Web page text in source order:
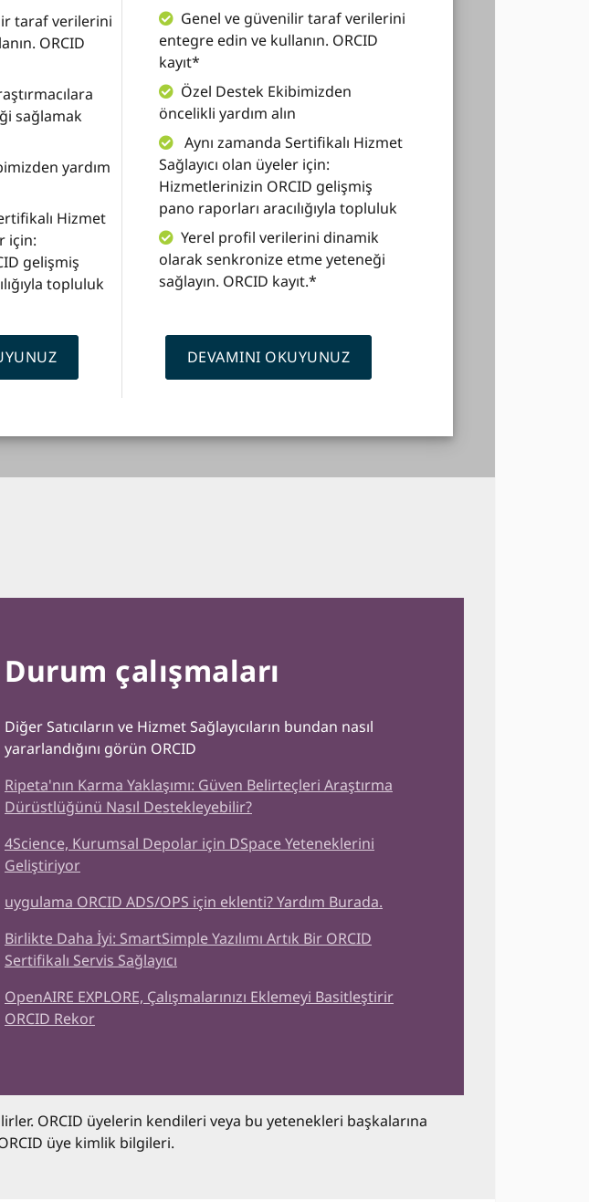
taraf verilerini
ORCID
sağlamak
yardım
Hizmet
için:
gelişmiş
topluluk
Genel ve güvenilir taraf verilerini
entegre edin ve kullanın. ORCID
kayıt*
Özel Destek Ekibimizden
öncelikli yardım alın
Aynı zamanda Sertifikalı Hizmet
Sağlayıcı olan üyeler için:
Hizmetlerinizin ORCID gelişmiş
pano raporları aracılığıyla topluluk
Yerel profil verilerini dinamik
olarak senkronize etme yeteneği
sağlayın. ORCID kayıt.*
DEVAMINI OKUYUNUZ
Durum çalışmaları
Diğer Satıcıların ve Hizmet Sağlayıcıların bundan nasıl
yararlandığını görün ORCID
Ripeta'nın Karma Yaklaşımı: Güven Belirteçleri Araştırma
Dürüstlüğünü Nasıl Destekleyebilir?
4Science, Kurumsal Depolar için DSpace Yeteneklerini
Geliştiriyor
uygulama ORCID ADS/OPS için eklenti? Yardım Burada.
Birlikte Daha İyi: SmartSimple Yazılımı Artık Bir ORCID
Sertifikalı Servis Sağlayıcı
OpenAIRE EXPLORE, Çalışmalarınızı Eklemeyi Basitleştirir
ORCID Rekor
ORCID üyelerin kendileri veya bu yetenekleri başkalarına
üye kimlik bilgileri.